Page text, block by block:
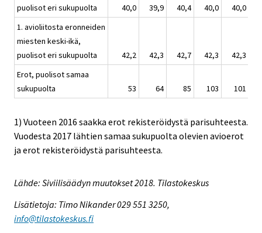
puolisot eri sukupuolta 40,0 39,9 40,4 40,0 40,0
1. avioliitosta eronneiden
miesten keski-ikä,
puolisot eri sukupuolta
42,2 42,3 42,7 42,3 42,3
Erot, puolisot samaa
sukupuolta
53 64 85 103 101
1) Vuoteen 2016 saakka erot rekisteröidystä parisuhteesta.
Vuodesta 2017 lähtien samaa sukupuolta olevien avioerot
ja erot rekisteröidystä parisuhteesta.
Lähde: Siviilisäädyn muutokset 2018. Tilastokeskus
Lisätietoja: Timo Nikander 029 551 3250,
info@tilastokeskus.fi